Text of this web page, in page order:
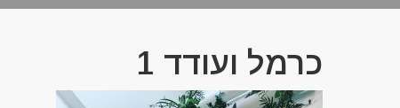
כרמל ועודד 1